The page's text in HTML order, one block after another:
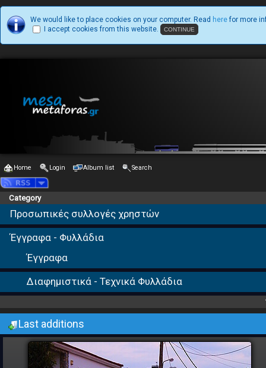
We would like to place cookies on your computer. Read here for more
I accept cookies from this website.
Home Login Album list Search
Category
Προσωπικές συλλογές χρηστών
Έγγραφα - Φυλλάδια
Έγγραφα
Διαφημιστικά - Τεχνικά Φυλλάδια
Last additions